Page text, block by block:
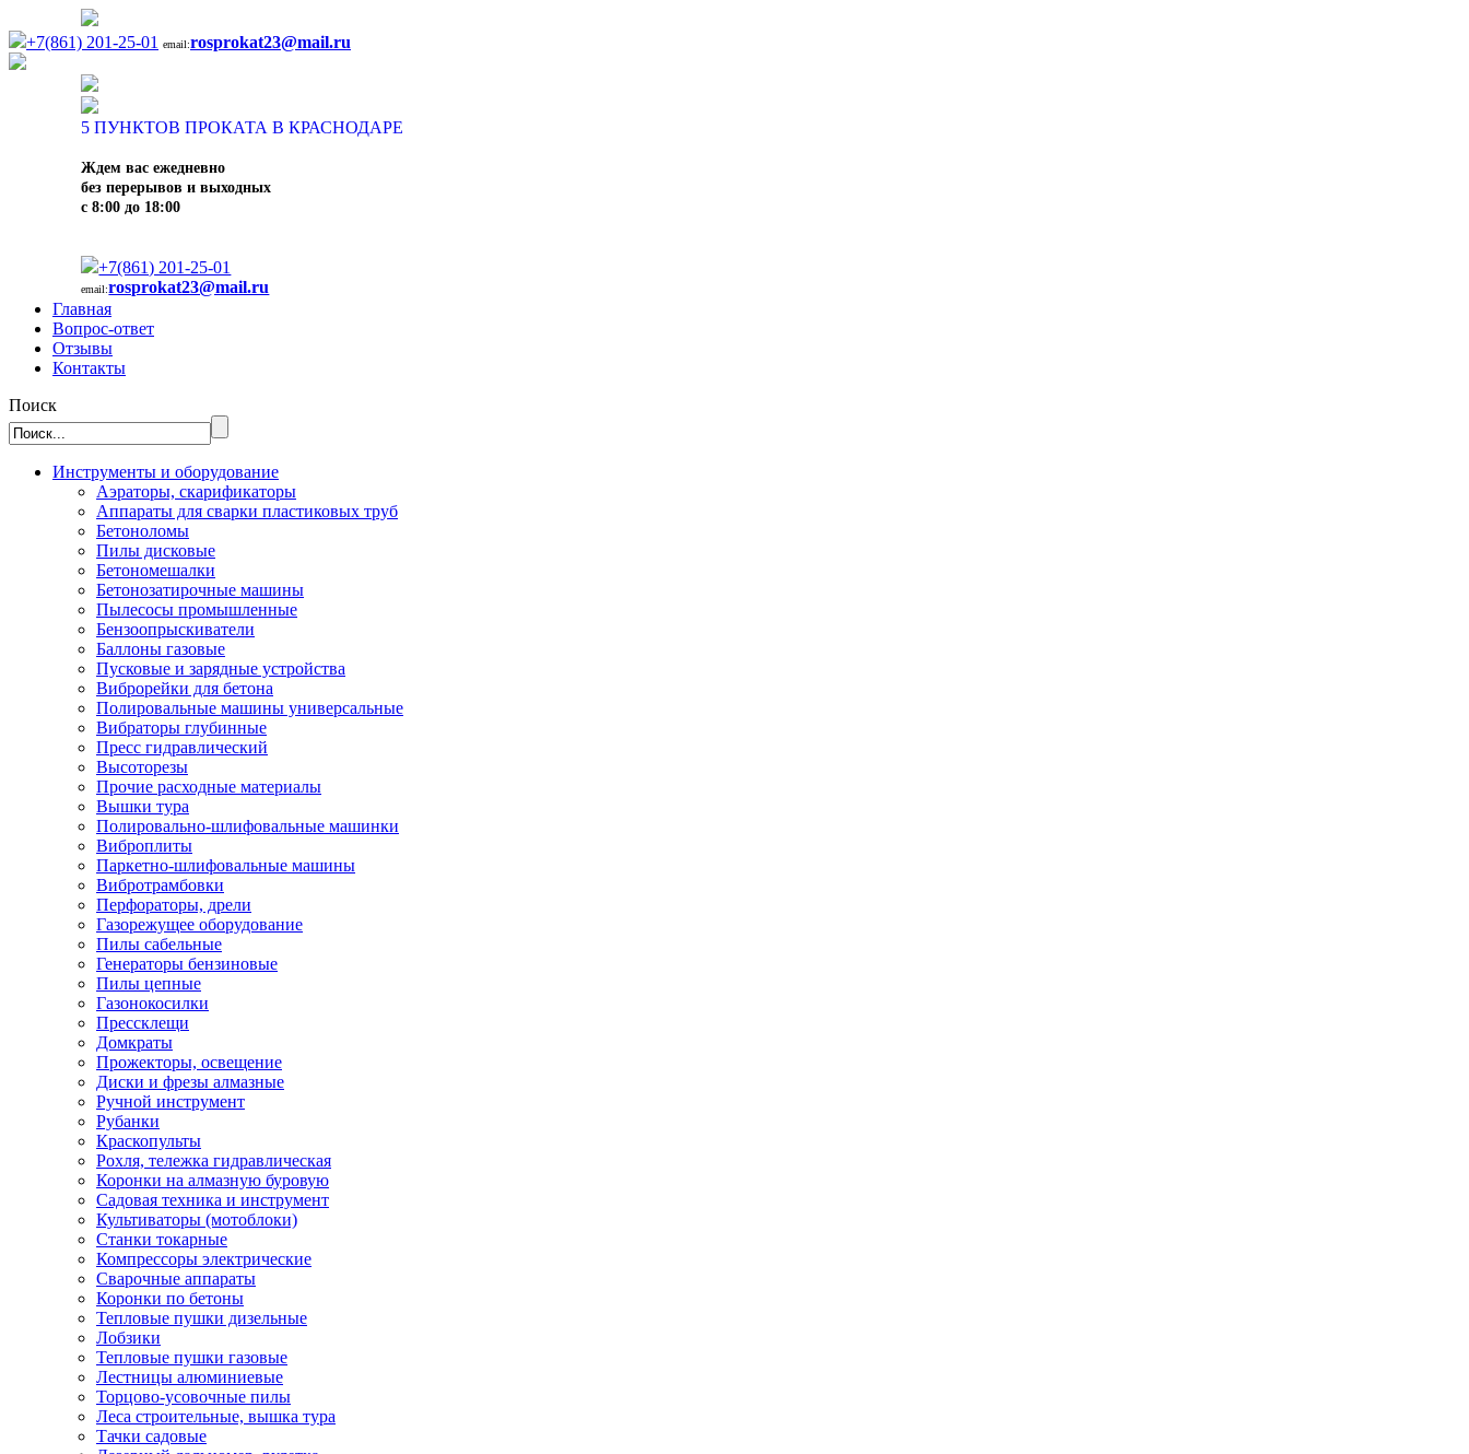
+7(861) 201-25-01 email:rosprokat23@mail.ru
5 ПУНКТОВ ПРОКАТА В КРАСНОДАРЕ
Ждем вас ежедневно
без перерывов и выходных
с 8:00 до 18:00
+7(861) 201-25-01
email:rosprokat23@mail.ru
Главная
Вопрос-ответ
Отзывы
Контакты
Поиск
Инструменты и оборудование
Аэраторы, скарификаторы
Аппараты для сварки пластиковых труб
Бетоноломы
Пилы дисковые
Бетономешалки
Бетонозатирочные машины
Пылесосы промышленные
Бензоопрыскиватели
Баллоны газовые
Пусковые и зарядные устройства
Виброрейки для бетона
Полировальные машины универсальные
Вибраторы глубинные
Пресс гидравлический
Высоторезы
Прочие расходные материалы
Вышки тура
Полировально-шлифовальные машинки
Виброплиты
Паркетно-шлифовальные машины
Вибротрамбовки
Перфораторы, дрели
Газорежущее оборудование
Пилы сабельные
Генераторы бензиновые
Пилы цепные
Газонокосилки
Прессклещи
Домкраты
Прожекторы, освещение
Диски и фрезы алмазные
Ручной инструмент
Рубанки
Краскопульты
Рохля, тележка гидравлическая
Коронки на алмазную буровую
Садовая техника и инструмент
Культиваторы (мотоблоки)
Станки токарные
Компрессоры электрические
Сварочные аппараты
Коронки по бетоны
Тепловые пушки дизельные
Лобзики
Тепловые пушки газовые
Лестницы алюминиевые
Торцово-усовочные пилы
Леса строительные, вышка тура
Тачки садовые